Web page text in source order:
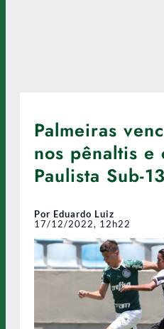
Palmeiras
nos pênaltis e
Paulista Sub-13
Por Eduardo Luiz
17/12/2022, 12h22